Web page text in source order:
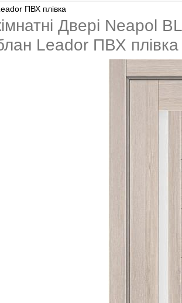
ПВХ плівка
Двері Neapol
Leador ПВХ плівка